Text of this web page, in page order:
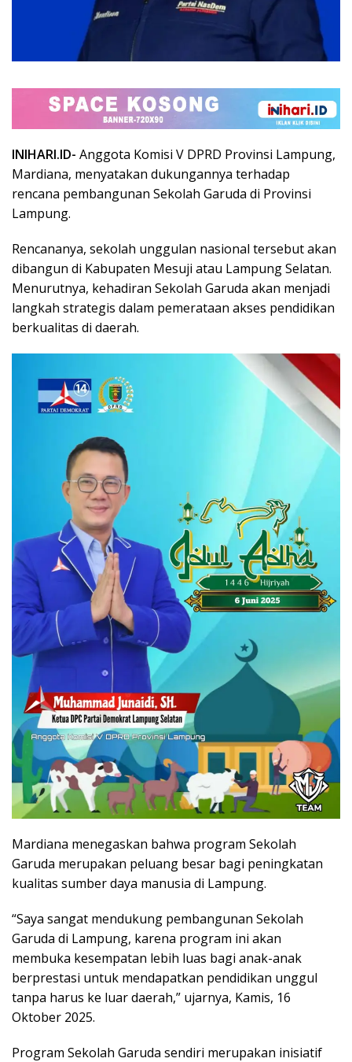
INIHARI.ID- Anggota Komisi V DPRD Provinsi Lampung,
Mardiana, menyatakan dukungannya terhadap
rencana pembangunan Sekolah Garuda di Provinsi
Lampung.
Rencananya, sekolah unggulan nasional tersebut akan
dibangun di Kabupaten Mesuji atau Lampung Selatan.
Menurutnya, kehadiran Sekolah Garuda akan menjadi
langkah strategis dalam pemerataan akses pendidikan
berkualitas di daerah.
Mardiana menegaskan bahwa program Sekolah
Garuda merupakan peluang besar bagi peningkatan
kualitas sumber daya manusia di Lampung.
“Saya sangat mendukung pembangunan Sekolah
Garuda di Lampung, karena program ini akan
membuka kesempatan lebih luas bagi anak-anak
berprestasi untuk mendapatkan pendidikan unggul
tanpa harus ke luar daerah,” ujarnya, Kamis, 16
Oktober 2025.
Program Sekolah Garuda sendiri merupakan inisiatif